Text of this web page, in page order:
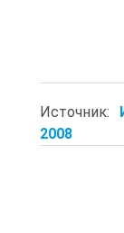
Источник:
2008